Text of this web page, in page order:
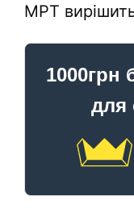
МРТ
1000грн
для